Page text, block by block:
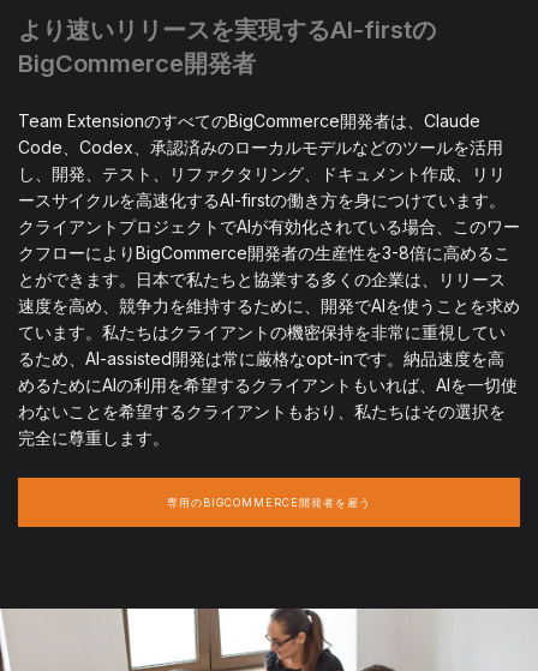
より速いリリースを実現するAI-firstの
BigCommerce開発者
Team ExtensionのすべてのBigCommerce開発者は、Claude
Code、Codex、承認済みのローカルモデルなどのツールを活用
し、開発、テスト、リファクタリング、ドキュメント作成、リリ
ースサイクルを高速化するAI-firstの働き方を身につけています。
クライアントプロジェクトでAIが有効化されている場合、このワー
クフローによりBigCommerce開発者の生産性を3-8倍に高めるこ
とができます。日本で私たちと協業する多くの企業は、リリース
速度を高め、競争力を維持するために、開発でAIを使うことを求め
ています。私たちはクライアントの機密保持を非常に重視してい
るため、AI-assisted開発は常に厳格なopt-inです。納品速度を高
めるためにAIの利用を希望するクライアントもいれば、AIを一切使
わないことを希望するクライアントもおり、私たちはその選択を
完全に尊重します。
専用のBIGCOMMERCE開発者を雇う